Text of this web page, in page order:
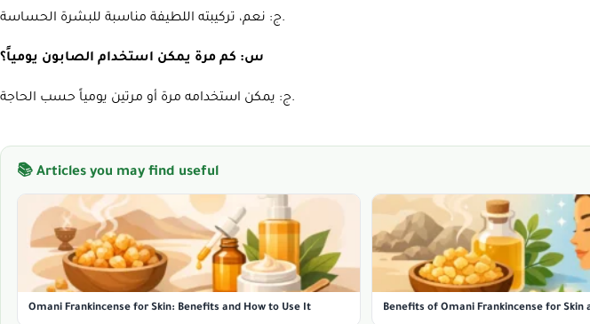
ج: نعم، تركيبته اللطيفة مناسبة للبشرة الحساسة.
س: كم مرة يمكن استخدام الصابون يومياً؟
ج: يمكن استخدامه مرة أو مرتين يومياً حسب الحاجة.
📚 Articles you may find useful
Omani Frankincense for Skin: Benefits and How to Use It Benefits of Omani Frankincense for Skin